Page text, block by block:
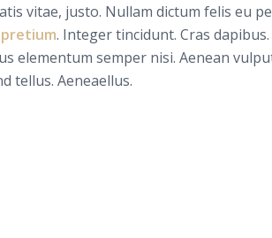
vitae, justo. Nullam dictum felis eu
pretium. Integer tincidunt. Cras dapibus.
elementum semper nisi. Aenean
tellus. Aeneaellus.